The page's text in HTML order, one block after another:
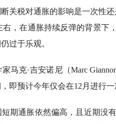
关税对通胀的影响是一次性
右，在通胀持续反弹的背景下
过于乐观。
马克·吉安诺尼（Marc
即预计今年仅会在12月进行一
期通胀依然偏高，且近期没